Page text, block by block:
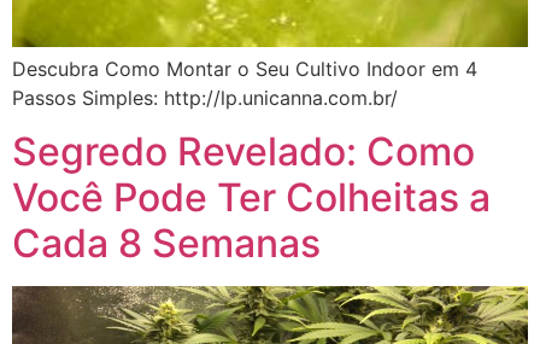
Descubra Como Montar o Seu Cultivo Indoor em 4
Passos Simples: http://lp.unicanna.com.br/
Segredo Revelado: Como
Você Pode Ter Colheitas a
Cada 8 Semanas